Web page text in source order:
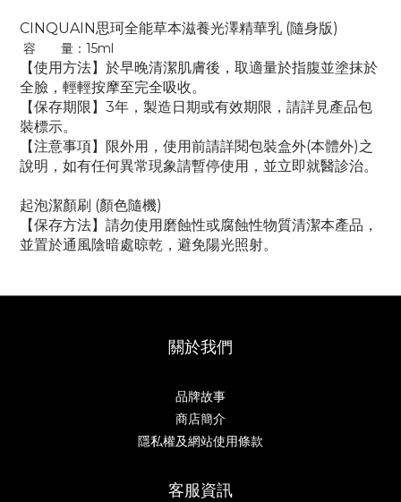
CINQUAIN思珂全能草本滋養光澤精華乳 (隨身版)
容 量：15ml
【使用方法】於早晚清潔肌膚後，取適量於指腹並塗抹於
全臉，輕輕按摩至完全吸收。
【保存期限】3年，製造日期或有效期限，請詳見產品包
裝標示。
【注意事項】限外用，使用前請詳閱包裝盒外(本體外)之
說明，如有任何異常現象請暫停使用，並立即就醫診治。
起泡潔顏刷 (顏色隨機)
【保存方法】請勿使用磨蝕性或腐蝕性物質清潔本產品，
並置於通風陰暗處晾乾，避免陽光照射。
關於我們
品牌故事
商店簡介
隱私權及網站使用條款
客服資訊